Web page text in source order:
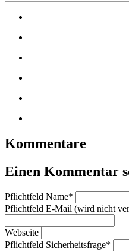
Kommentare
Einen Kommentar
Pflichtfeld Name*
Pflichtfeld E-Mail (wird nicht
Webseite
Pflichtfeld Sicherheitsfrage*